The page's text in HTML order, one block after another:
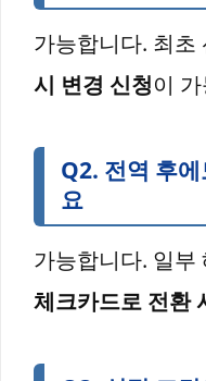
가능합니다. 최초
시 변경 신청이
Q2. 전역 후
요
가능합니다. 일부
체크카드로 전환